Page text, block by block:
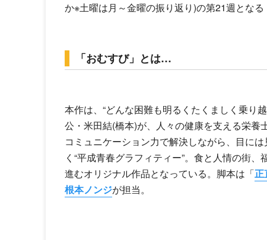
か※土曜は月～金曜の振り返り)の第21週とな
「おむすび」とは…
本作は、“どんな困難も明るくたくましく乗り
公・米田結(橋本)が、人々の健康を支える栄
コミュニケーション力で解決しながら、目に
く“平成青春グラフィティー”。食と人情の街
進むオリジナル作品となっている。脚本は「正
根本ノンジが担当。